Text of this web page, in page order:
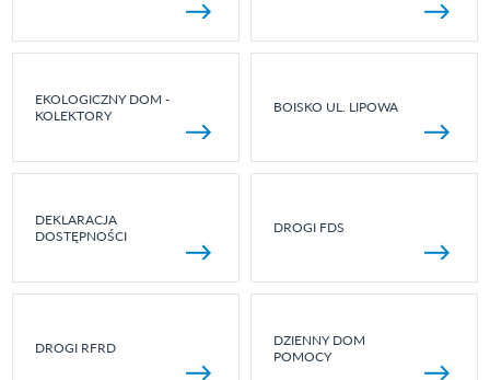
EKOLOGICZNY DOM -
KOLEKTORY
BOISKO UL. LIPOWA
DEKLARACJA
DOSTĘPNOŚCI
DROGI FDS
DROGI RFRD
DZIENNY DOM
POMOCY